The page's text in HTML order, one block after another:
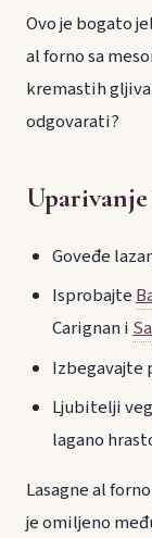
Ovo je bogato
al forno sa
kremastih
odgovarati?
Goveđe
Isprobajte
Carignan i
Izbegavajte
Ljubitelji
lagano
Lasagne al
je omiljeno